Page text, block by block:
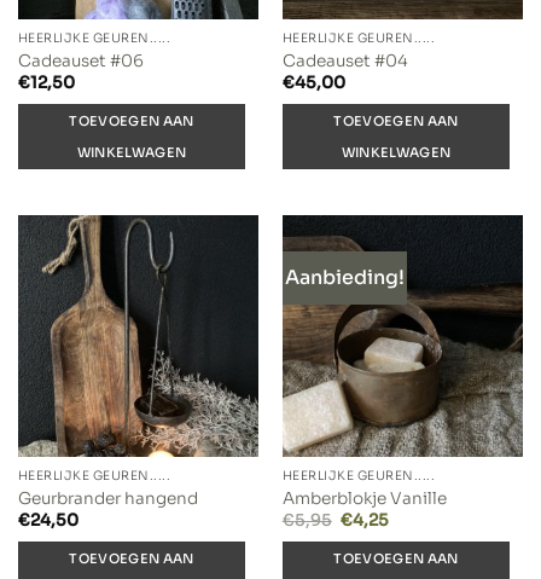
HEERLIJKE GEUREN.....
Cadeauset #06
€12,50
TOEVOEGEN AAN
WINKELWAGEN
HEERLIJKE GEUREN.....
Cadeauset #04
€45,00
TOEVOEGEN AAN
WINKELWAGEN
HEERLIJKE GEUREN.....
Geurbrander hangend
€24,50
TOEVOEGEN AAN
Aanbieding!
HEERLIJKE GEUREN.....
Amberblokje Vanille
€5,95 Oorspronkelijke
prijs
was:
€5,95.
€4,25Huidige
is:
€4,25.
TOEVOEGEN AAN